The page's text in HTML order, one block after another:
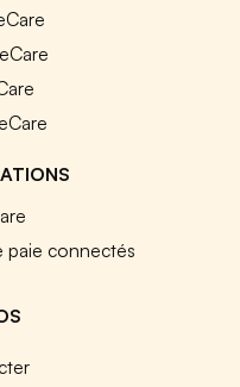
paie connectés